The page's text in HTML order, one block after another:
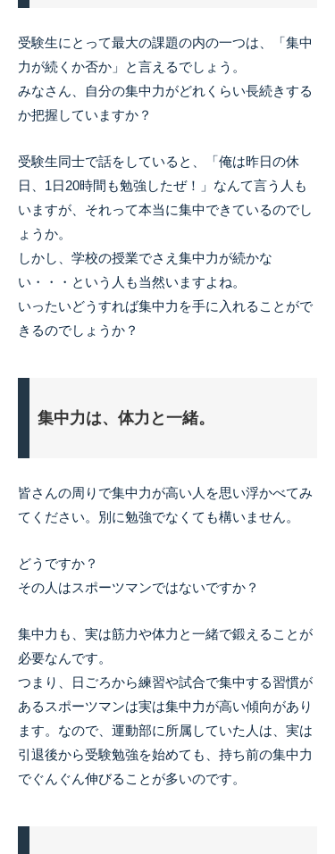
受験生にとって最大の課題の内の一つは、「集中
力が続くか否か」と言えるでしょう。
みなさん、自分の集中力がどれくらい長続きする
か把握していますか？
受験生同士で話をしていると、「俺は昨日の休
日、1日20時間も勉強したぜ！」なんて言う人も
いますが、それって本当に集中できているのでし
ょうか。
しかし、学校の授業でさえ集中力が続かな
い・・・という人も当然いますよね。
いったいどうすれば集中力を手に入れることがで
きるのでしょうか？
集中力は、体力と一緒。
皆さんの周りで集中力が高い人を思い浮かべてみ
てください。別に勉強でなくても構いません。
どうですか？
その人はスポーツマンではないですか？
集中力も、実は筋力や体力と一緒で鍛えることが
必要なんです。
つまり、日ごろから練習や試合で集中する習慣が
あるスポーツマンは実は集中力が高い傾向があり
ます。なので、運動部に所属していた人は、実は
引退後から受験勉強を始めても、持ち前の集中力
でぐんぐん伸びることが多いのです。